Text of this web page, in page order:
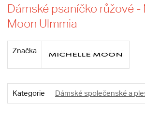
Dámské psaníčko růžové -
Moon Ulmmia
Značka
Kategorie Dámské společenské a